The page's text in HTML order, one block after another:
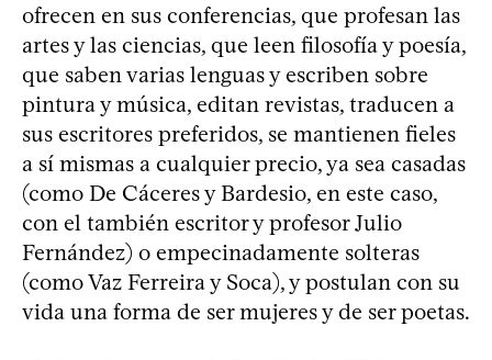
ofrecen en sus conferencias, que profesan las
artes y las ciencias, que leen filosofía y poesía,
que saben varias lenguas y escriben sobre
pintura y música, editan revistas, traducen a
sus escritores preferidos, se mantienen fieles
a sí mismas a cualquier precio, ya sea casadas
(como De Cáceres y Bardesio, en este caso,
con el también escritor y profesor Julio
Fernández) o empecinadamente solteras
(como Vaz Ferreira y Soca), y postulan con su
vida una forma de ser mujeres y de ser poetas.